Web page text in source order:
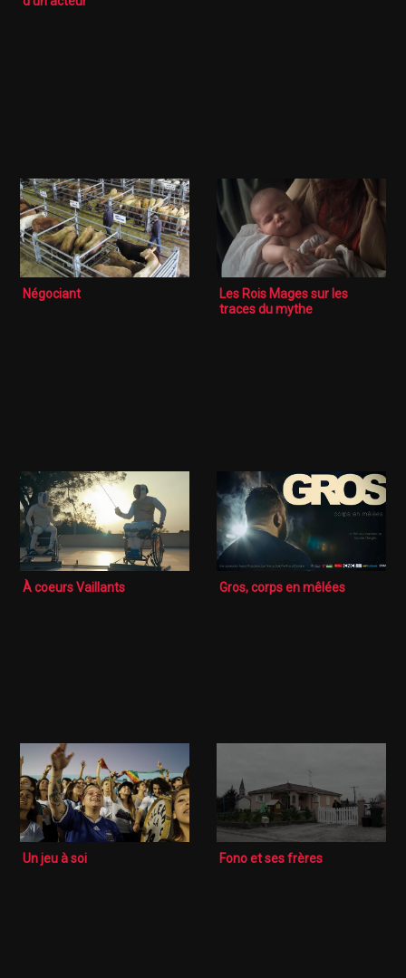
Négociant
Les Rois Mages sur les
traces du mythe
À coeurs Vaillants Gros, corps en mêlées
Un jeu à soi Fono et ses frères